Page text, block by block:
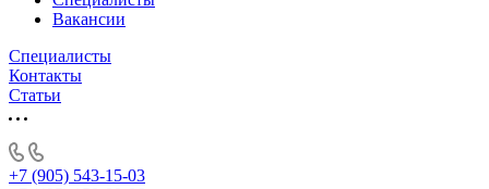
Вакансии
Специалисты
Контакты
Статьи
+7 (905) 543-15-03